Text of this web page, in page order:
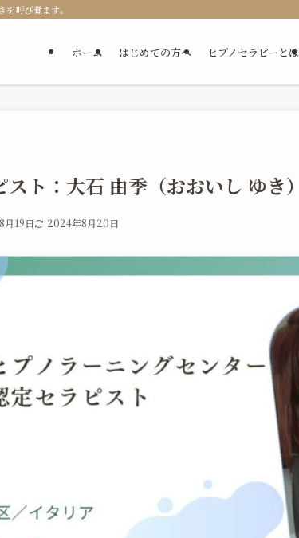
呼び覚ます。
ホーム はじめての方へ ヒプノセラピーとは
ト：大石 由季（おおいし ゆき）
月19日 2024年8月20日